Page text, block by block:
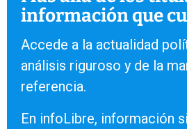
información que
Accede a la actualidad
análisis riguroso y de la
referencia.
En infoLibre, información